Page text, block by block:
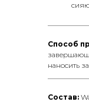
Способ
наносить
Состав: